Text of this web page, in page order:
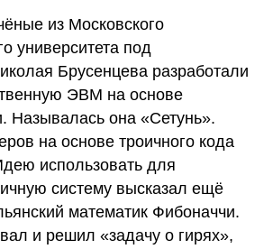
из Московского
университета под
Брусенцева разработали
ЭВМ на основе
Называлась она «Сетунь».
на основе троичного кода
использовать для
систему высказал ещё
математик Фибоначчи.
и решил «задачу о гирях»,